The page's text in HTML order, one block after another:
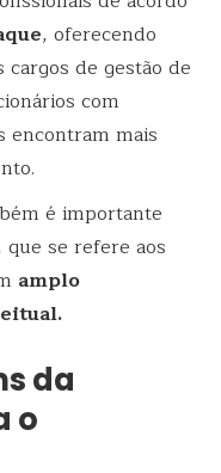
, oferecendo
de gestão de
com
encontram mais
é importante
que se refere aos
amplo
da
o